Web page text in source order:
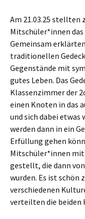
Am 21.03.25 stellten
Mitschüler*innen
Gemeinsam
traditionellen
Gegenstände mit
gutes Leben. Das
Klassenzimmer der
einen Knoten in das
und sich dabei etwas
werden dann in ein
Erfüllung gehen
Mitschüler*innen mit
gestellt, die dann
wurden. Es ist schön
verschiedenen
verteilten die beiden